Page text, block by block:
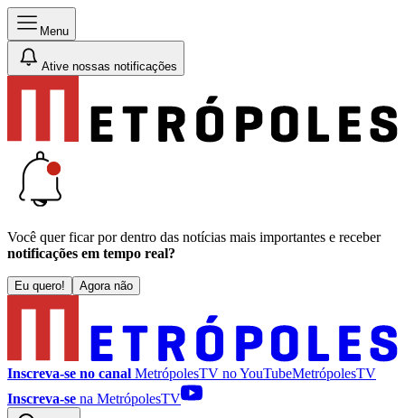
Menu
Ative nossas notificações
Você quer ficar por dentro das notícias mais importantes e receber
notificações em tempo real?
Eu quero! Agora não
Inscreva-se no canal MetrópolesTV noYouTubeMetrópolesTV
Inscreva-se na MetrópolesTV